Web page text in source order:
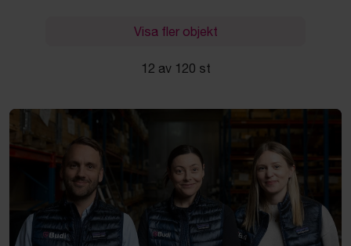
Visa fler objekt
12 av 120 st